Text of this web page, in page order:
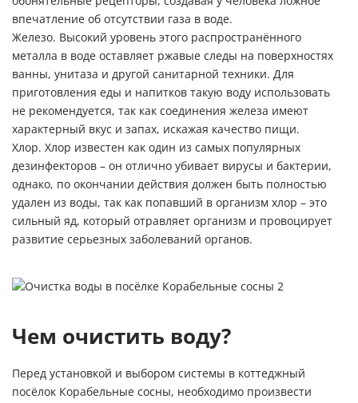
впечатление об отсутствии газа в воде.
Железо. Высокий уровень этого распространённого
металла в воде оставляет ржавые следы на поверхностях
ванны, унитаза и другой санитарной техники. Для
приготовления еды и напитков такую воду использовать
не рекомендуется, так как соединения железа имеют
характерный вкус и запах, искажая качество пищи.
Хлор. Хлор известен как один из самых популярных
дезинфекторов – он отлично убивает вирусы и бактерии,
однако, по окончании действия должен быть полностью
удален из воды, так как попавший в организм хлор – это
сильный яд, который отравляет организм и провоцирует
развитие серьезных заболеваний органов.
Чем очистить воду?
Перед установкой и выбором системы в коттеджный
посёлок Корабельные сосны, необходимо произвести